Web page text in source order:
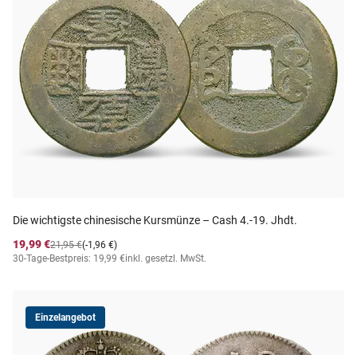
Die wichtigste chinesische Kursmünze – Cash 4.-19. Jhdt.
19,99 €
(-1,96 €)
21,95 €
30-Tage-Bestpreis: 19,99 €inkl. gesetzl. MwSt.
Einzelangebot